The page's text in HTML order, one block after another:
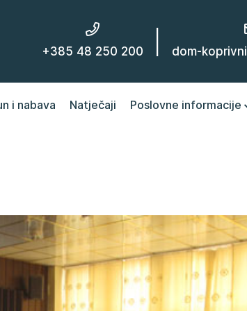
+385 48 250 200 dom-
i nabava Natječaji Poslovne informacije